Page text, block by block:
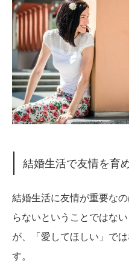
結婚生活で友情を育
結婚生活に友情が重要な
らないということではな
が、「愛してほしい」で
す。